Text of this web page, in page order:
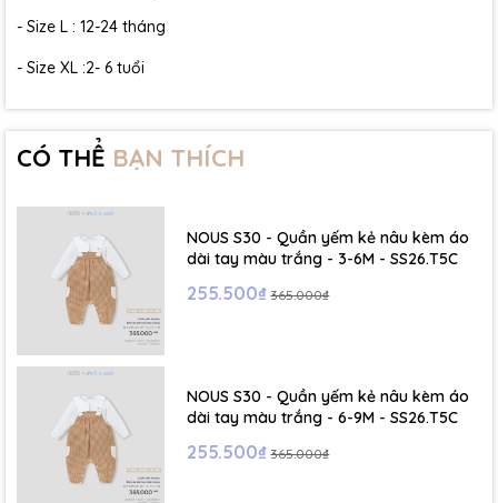
- Size L : 12-24 tháng
- Size XL :2- 6 tuổi
CÓ THỂ BẠN THÍCH
NOUS S30 - Quần yếm kẻ nâu kèm áo
dài tay màu trắng - 3-6M - SS26.T5C
255.500₫ 365.000₫
NOUS S30 - Quần yếm kẻ nâu kèm áo
dài tay màu trắng - 6-9M - SS26.T5C
255.500₫ 365.000₫